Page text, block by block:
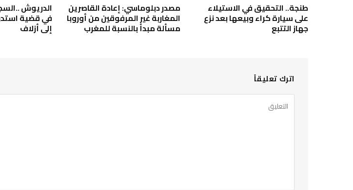
طنجة.. التحقيق في الاستيلاء
على سيارة كراء وبيعها بعد نزع
جهاز التتبع
مصدر دبلوماسي: إعادة القاصرين
المغاربة غير المرفوقين من أوروبا
مسألة مبدأ بالنسبة للمغرب
الدريوش
في قضية
إلى أزلاف
اترك تعليقاً